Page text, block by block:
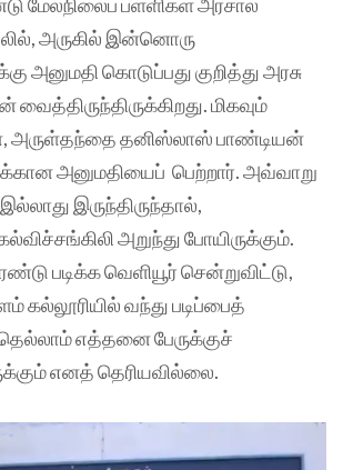
அருகில் இன்னொரு
அனுமதி கொடுப்பது குறித்து அரசு
மிகவும்
அருள்தந்தை தனிஸ்லாஸ் பாண்டியன்
அனுமதியைப் பெற்றார். அவ்வாறு
இருந்திருந்தால்,
அறுந்து போயிருக்கும்.
படிக்க வெளியூர் சென்றுவிட்டு,
கல்லூரியில் வந்து படிப்பைத்
எத்தனை பேருக்குச்
எனத் தெரியவில்லை.